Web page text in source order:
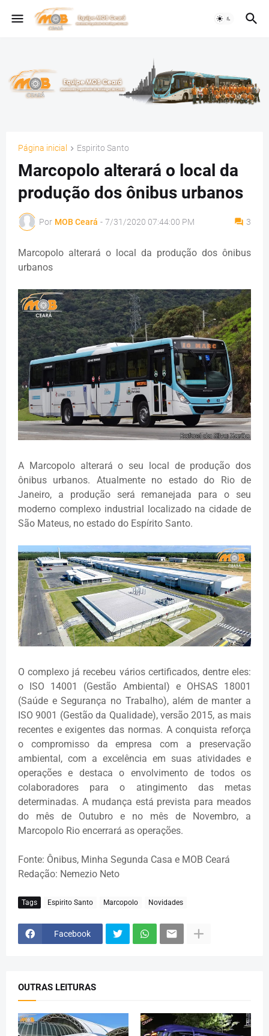
Página inicial Espirito Santo
Marcopolo alterará o local da
produção dos ônibus urbanos
Por MOB Ceará - 7/31/2020 07:44:00 PM 3
Marcopolo alterará o local da produção dos ônibus
urbanos
A Marcopolo alterará o seu local de produção dos
ônibus urbanos. Atualmente no estado do Rio de
Janeiro, a produção será remanejada para o seu
moderno complexo industrial localizado na cidade de
São Mateus, no estado do Espírito Santo.
O complexo já recebeu vários certificados, dentre eles:
o ISO 14001 (Gestão Ambiental) e OHSAS 18001
(Saúde e Segurança no Trabalho), além de manter a
ISO 9001 (Gestão da Qualidade), versão 2015, as mais
recentes e exigentes das normas. A conquista reforça
o compromisso da empresa com a preservação
ambiental, com a excelência em suas atividades e
operações e destaca o envolvimento de todos os
colaboradores para o atingimento das metas
determinadas. A mudança está prevista para meados
do mês de Outubro e no mês de Novembro, a
Marcopolo Rio encerrará as operações.
Fonte: Ônibus, Minha Segunda Casa e MOB Ceará
Redação: Nemezio Neto
Tags Espirito Santo Marcopolo Novidades
Facebook
OUTRAS LEITURAS